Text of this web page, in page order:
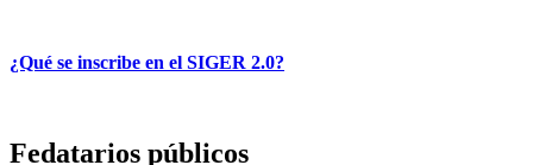
¿Qué se inscribe en el SIGER 2.0?
Fedatarios públicos